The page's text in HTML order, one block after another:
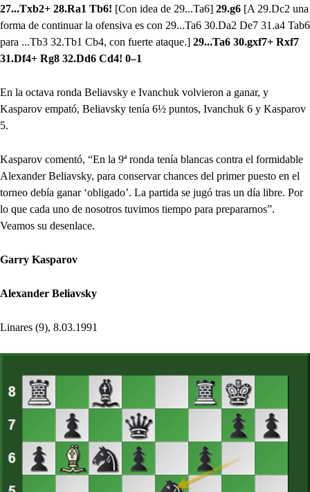
27...Txb2+ 28.Ra1 Tb6! [Con idea de 29...Ta6] 29.g6 [A 29.Dc2 una
forma de continuar la ofensiva es con 29...Ta6 30.Da2 De7 31.a4 Tab6
para ...Tb3 32.Tb1 Cb4, con fuerte ataque.] 29...Ta6 30.gxf7+ Rxf7
31.Df4+ Rg8 32.Dd6 Cd4! 0–1
En la octava ronda Beliavsky e Ivanchuk volvieron a ganar, y
Kasparov empató, Beliavsky tenía 6½ puntos, Ivanchuk 6 y Kasparov
5.
Kasparov comentó, “En la 9ª ronda tenía blancas contra el formidable
Alexander Beliavsky, para conservar chances del primer puesto en el
torneo debía ganar ‘obligado’. La partida se jugó tras un día libre. Por
lo que cada uno de nosotros tuvimos tiempo para prepararnos”.
Veamos su desenlace.
Garry Kasparov
Alexander Beliavsky
Linares (9), 8.03.1991